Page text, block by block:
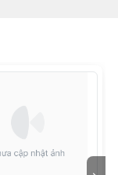
Boost 110 full
khung cổ âm
xe đạp địa
32T full